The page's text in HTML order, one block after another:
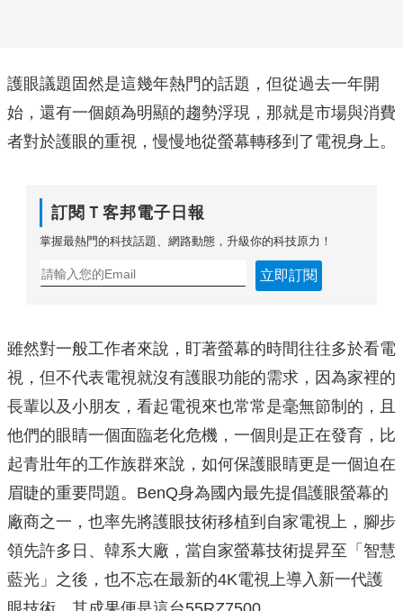
護眼議題固然是這幾年熱門的話題，但從過去一年開
始，還有一個頗為明顯的趨勢浮現，那就是市場與消費
者對於護眼的重視，慢慢地從螢幕轉移到了電視身上。
訂閱Ｔ客邦電子日報
掌握最熱門的科技話題、網路動態，升級你的科技原力！
立即訂閱
雖然對一般工作者來說，盯著螢幕的時間往往多於看電
視，但不代表電視就沒有護眼功能的需求，因為家裡的
長輩以及小朋友，看起電視來也常常是毫無節制的，且
他們的眼睛一個面臨老化危機，一個則是正在發育，比
起青壯年的工作族群來說，如何保護眼睛更是一個迫在
眉睫的重要問題。BenQ身為國內最先提倡護眼螢幕的
廠商之一，也率先將護眼技術移植到自家電視上，腳步
領先許多日、韓系大廠，當自家螢幕技術提昇至「智慧
藍光」之後，也不忘在最新的4K電視上導入新一代護